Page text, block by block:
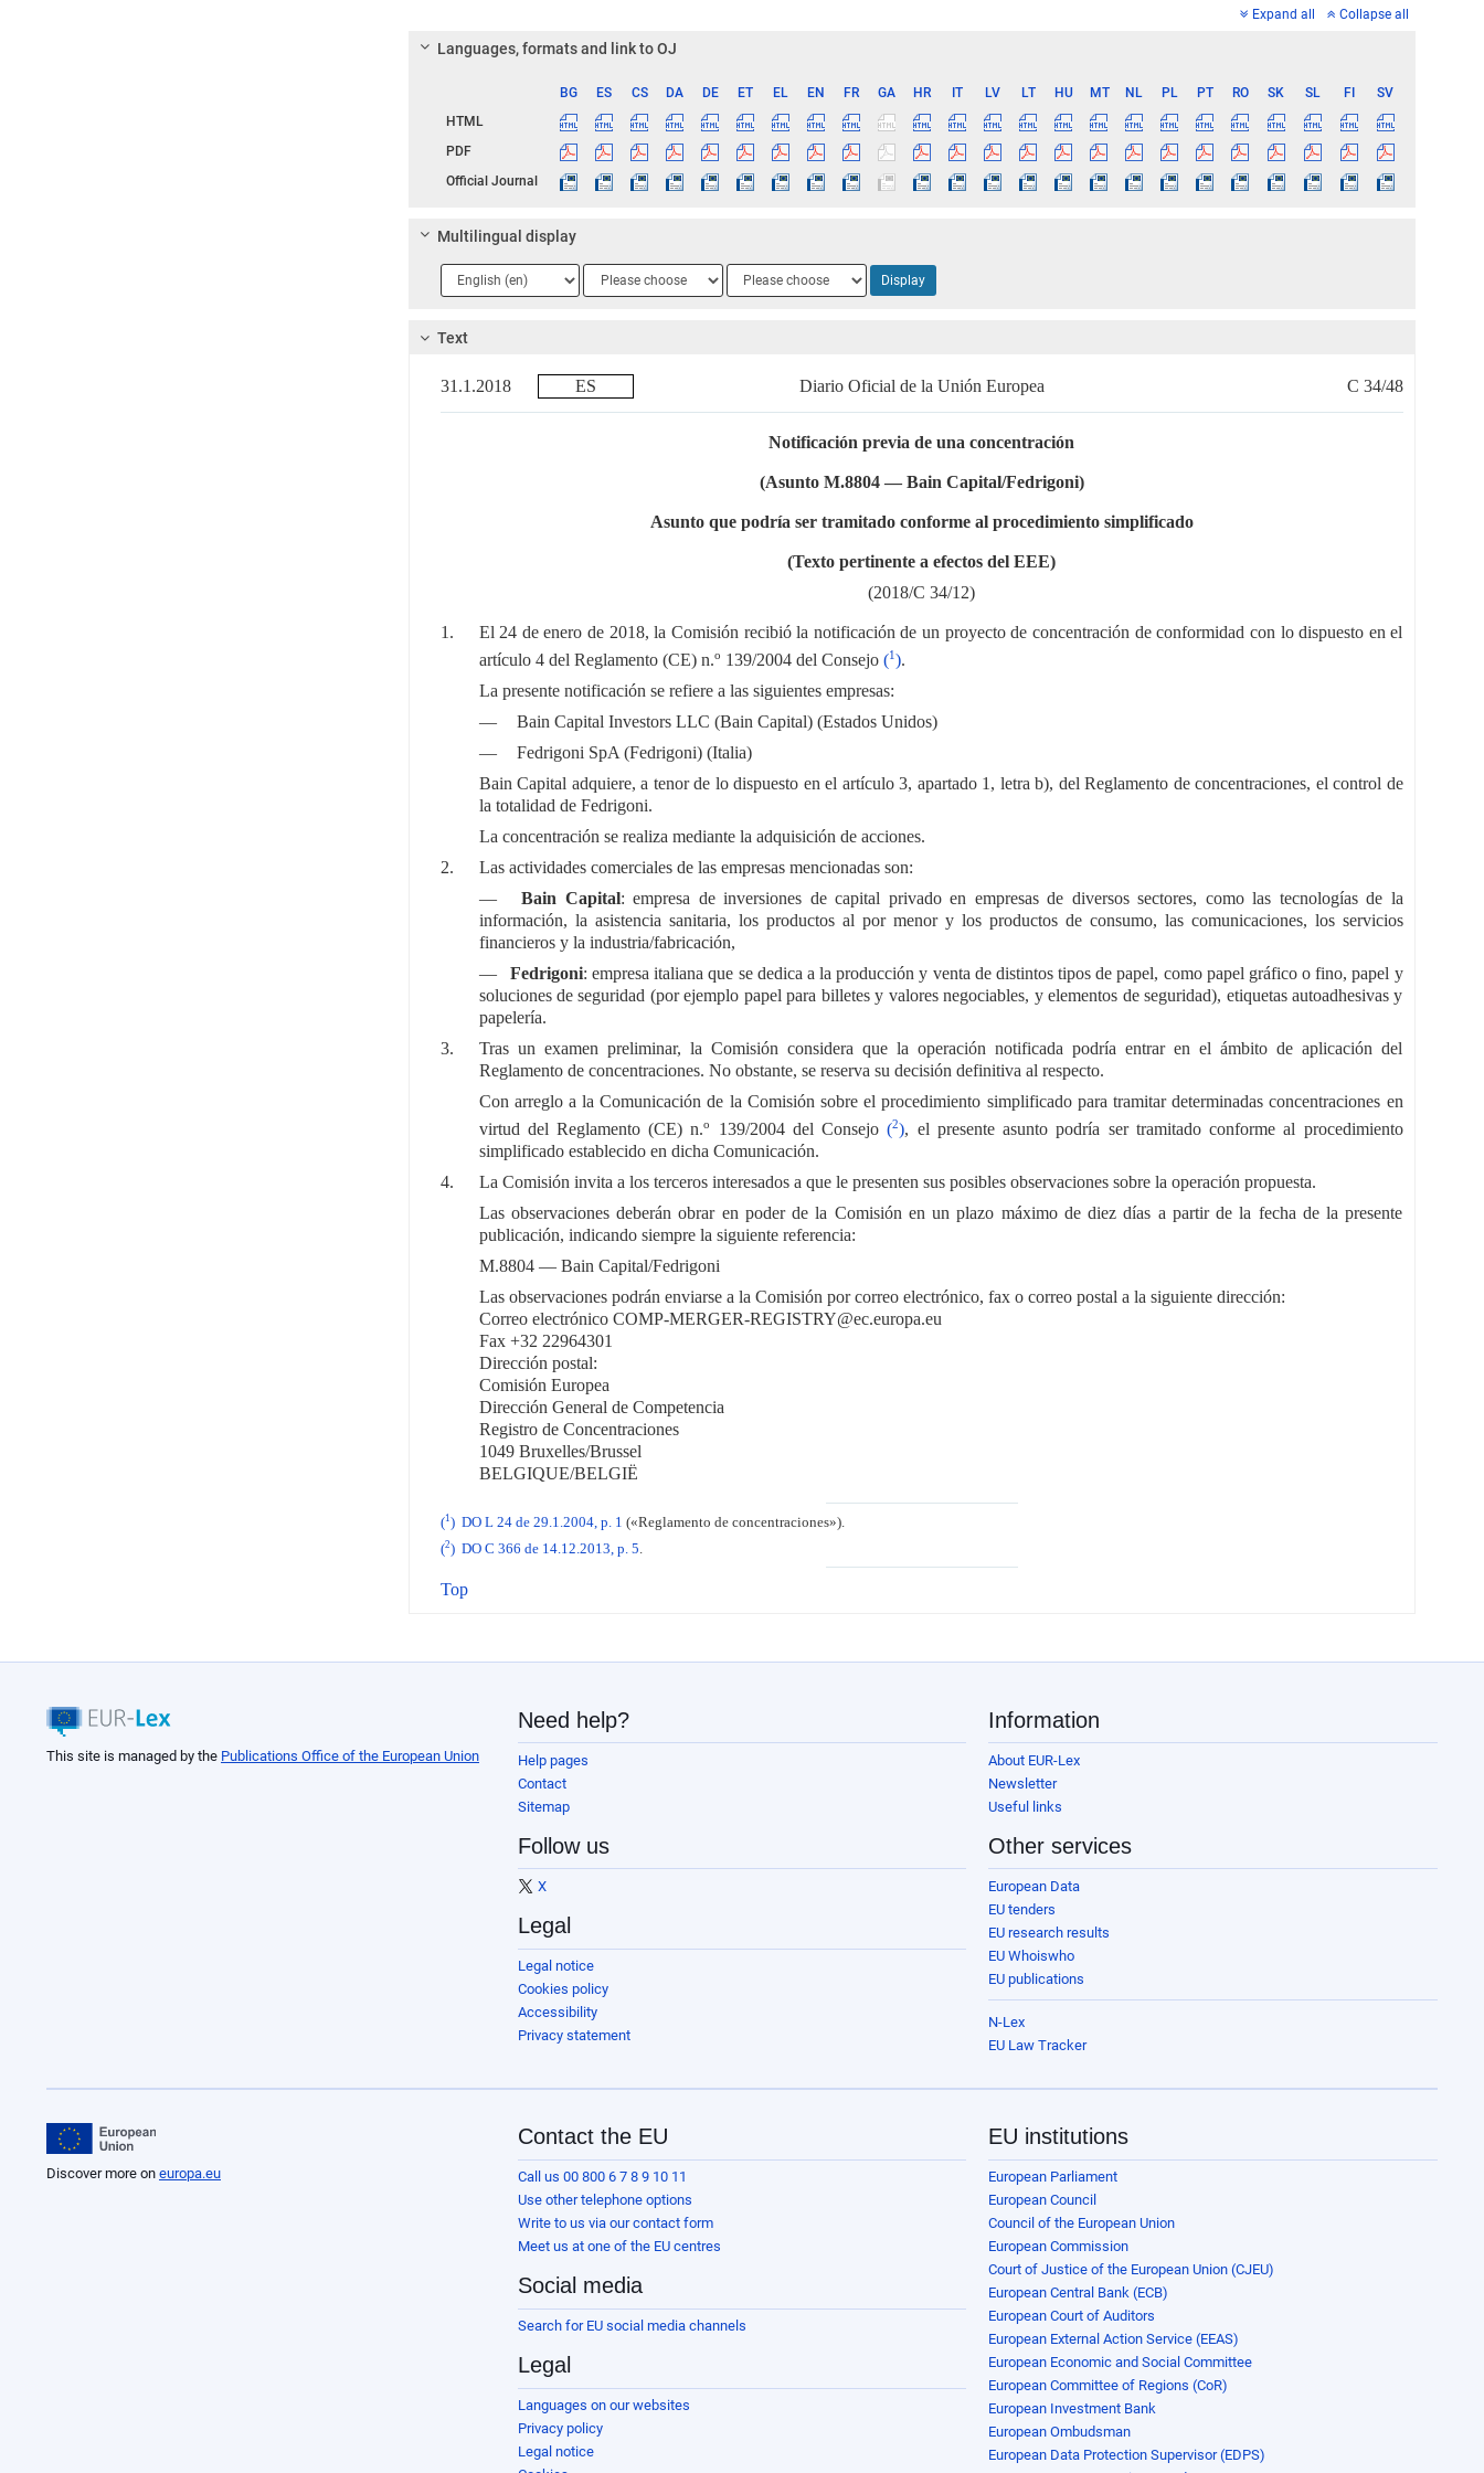
Expand all Collapse all
Languages, formats and link to OJ
BG ES CS DA DE ET EL EN FR GA HR IT LV LT HU MT NL PL PT RO SK SL FI
SV
HTML
PDF
Official Journal
Multilingual display
Language
1
Language
2
Language
3
Display
Text
31.1.2018 ES Diario Oficial de la Unión Europea C 34/48
Notificación previa de una concentración
(Asunto M.8804 — Bain Capital/Fedrigoni)
Asunto que podría ser tramitado conforme al procedimiento simplificado
(Texto pertinente a efectos del EEE)
(2018/C 34/12)
1.
El 24 de enero de 2018, la Comisión recibió la notificación de un proyecto de concentración de conformidad con lo dispuesto en el
artículo 4 del Reglamento (CE) n.o 139/2004 del Consejo(1).
La presente notificación se refiere a las siguientes empresas:
—
Bain Capital Investors LLC (Bain Capital) (Estados Unidos)
—
Fedrigoni SpA (Fedrigoni) (Italia)
Bain Capital adquiere, a tenor de lo dispuesto en el artículo 3, apartado 1, letra b), del Reglamento de concentraciones, el control de
la totalidad de Fedrigoni.
La concentración se realiza mediante la adquisición de acciones.
2.
Las actividades comerciales de las empresas mencionadas son:
— Bain Capital: empresa de inversiones de capital privado en empresas de diversos sectores, como las tecnologías de la
información, la asistencia sanitaria, los productos al por menor y los productos de consumo, las comunicaciones, los servicios
financieros y la industria/fabricación,
— Fedrigoni: empresa italiana que se dedica a la producción y venta de distintos tipos de papel, como papel gráfico o fino, papel y
soluciones de seguridad (por ejemplo papel para billetes y valores negociables, y elementos de seguridad), etiquetas autoadhesivas y
papelería.
3.
Tras un examen preliminar, la Comisión considera que la operación notificada podría entrar en el ámbito de aplicación del
Reglamento de concentraciones. No obstante, se reserva su decisión definitiva al respecto.
Con arreglo a la Comunicación de la Comisión sobre el procedimiento simplificado para tramitar determinadas concentraciones en
virtud del Reglamento (CE) n.o 139/2004 del Consejo (2), el presente asunto podría ser tramitado conforme al procedimiento
simplificado establecido en dicha Comunicación.
4.
La Comisión invita a los terceros interesados a que le presenten sus posibles observaciones sobre la operación propuesta.
Las observaciones deberán obrar en poder de la Comisión en un plazo máximo de diez días a partir de la fecha de la presente
publicación, indicando siempre la siguiente referencia:
M.8804 — Bain Capital/Fedrigoni
Las observaciones podrán enviarse a la Comisión por correo electrónico, fax o correo postal a la siguiente dirección:
Correo electrónico COMP-MERGER-REGISTRY@ec.europa.eu
Fax +32 22964301
Dirección postal:
Comisión Europea
Dirección General de Competencia
Registro de Concentraciones
1049 Bruxelles/Brussel
BELGIQUE/BELGIË
(1 ) DO L 24 de 29.1.2004, p. 1 («Reglamento de concentraciones»).
(2) DO C 366 de 14.12.2013, p. 5.
Top
This site is managed by the Publications Office of the European Union
Need help?
Help pages
Contact
Sitemap
Follow us
X
Legal
Legal notice
Cookies policy
Accessibility
Privacy statement
Information
About EUR-Lex
Newsletter
Useful links
Other services
European Data
EU tenders
EU research results
EU Whoiswho
EU publications
N-Lex
EU Law Tracker
Discover more on europa.eu
Contact the EU
Call us 00 800 6 7 8 9 10 11
Use other telephone options
Write to us via our contact form
Meet us at one of the EU centres
Social media
Search for EU social media channels
Legal
Languages on our websites
Privacy policy
Legal notice
EU institutions
European Parliament
European Council
Council of the European Union
European Commission
Court of Justice of the European Union (CJEU)
European Central Bank (ECB)
European Court of Auditors
European External Action Service (EEAS)
European Economic and Social Committee
European Committee of Regions (CoR)
European Investment Bank
European Ombudsman
European Data Protection Supervisor (EDPS)